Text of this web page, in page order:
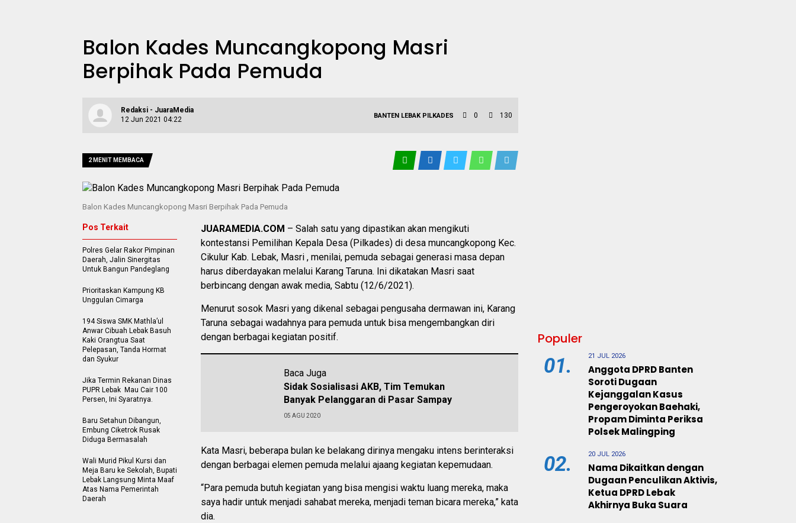
Balon Kades Muncangkopong Masri
Berpihak Pada Pemuda
Redaksi - JuaraMedia
12 Jun 2021 04:22
BANTEN LEBAK PILKADES 0 130
2 MENIT MEMBACA
Balon Kades Muncangkopong Masri Berpihak Pada Pemuda
JUARAMEDIA.COM – Salah satu yang dipastikan akan mengikuti
kontestansi Pemilihan Kepala Desa (Pilkades) di desa muncangkopong Kec.
Cikulur Kab. Lebak, Masri , menilai, pemuda sebagai generasi masa depan
harus diberdayakan melalui Karang Taruna. Ini dikatakan Masri saat
berbincang dengan awak media, Sabtu (12/6/2021).
Menurut sosok Masri yang dikenal sebagai pengusaha dermawan ini, Karang
Taruna sebagai wadahnya para pemuda untuk bisa mengembangkan diri
dengan berbagai kegiatan positif.
Baca Juga
Sidak Sosialisasi AKB, Tim Temukan
Banyak Pelanggaran di Pasar Sampay
05 AGU 2020
Kata Masri, beberapa bulan ke belakang dirinya mengaku intens berinteraksi
dengan berbagai elemen pemuda melalui ajaang kegiatan kepemudaan.
“Para pemuda butuh kegiatan yang bisa mengisi waktu luang mereka, maka
saya hadir untuk menjadi sahabat mereka, menjadi teman bicara mereka,” kata
dia.
Pos Terkait
Polres Gelar Rakor Pimpinan
Daerah, Jalin Sinergitas
Untuk Bangun Pandeglang
Prioritaskan Kampung KB
Unggulan Cimarga
194 Siswa SMK Mathla’ul
Anwar Cibuah Lebak Basuh
Kaki Orangtua Saat
Pelepasan, Tanda Hormat
dan Syukur
Jika Termin Rekanan Dinas
PUPR Lebak Mau Cair 100
Persen, Ini Syaratnya.
Baru Setahun Dibangun,
Embung Ciketrok Rusak
Diduga Bermasalah
‎Wali Murid Pikul Kursi dan
Meja Baru ke Sekolah, Bupati
Lebak Langsung Minta Maaf
Atas Nama Pemerintah
Daerah
Populer
01. 21 JUL 2026
Anggota DPRD Banten
Soroti Dugaan
Kejanggalan Kasus
Pengeroyokan Baehaki,
Propam Diminta Periksa
Polsek Malingping
02. 20 JUL 2026
Nama Dikaitkan dengan
Dugaan Penculikan Aktivis,
Ketua DPRD Lebak
Akhirnya Buka Suara